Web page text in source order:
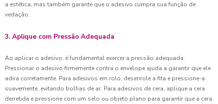
a estética, mas também garante que o adesivo cumpra sua função de
vedação.
3. Aplique com Pressão Adequada
Ao aplicar o adesivo, é fundamental exercer a pressão adequada.
Pressionar o adesivo firmemente contra o envelope ajuda a garantir que ele
adira corretamente. Para adesivos em rolo, desenrole a fita e pressione-a
suavemente, evitando bolhas de ar. Para adesivos de cera, aplique a cera
derretida e pressione com um selo ou objeto plano para garantir que a cera